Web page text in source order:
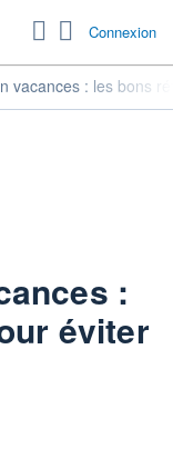
Connexion
vacances : les bons
:
éviter